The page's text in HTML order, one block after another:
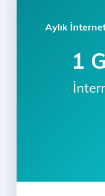
Aylık
1